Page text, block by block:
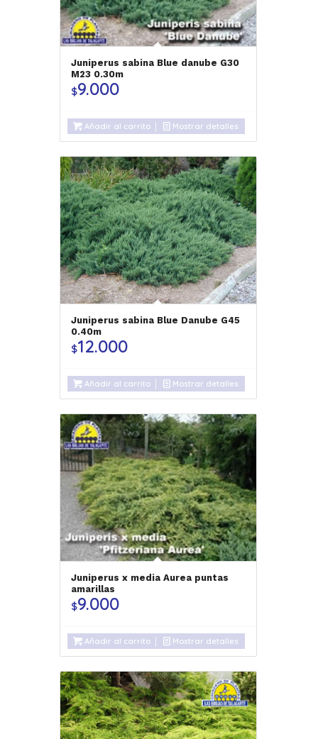
Juniperus sabina Blue danube G30
M23 0.30m
$9.000
Añadir al carrito Mostrar detalles
Juniperus sabina Blue Danube G45
0.40m
$12.000
Añadir al carrito Mostrar detalles
Juniperus x media Aurea puntas
amarillas
$9.000
Añadir al carrito Mostrar detalles